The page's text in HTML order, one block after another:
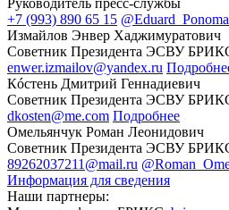
+7 (993) 890 65 15
Измайлов Энвер Хаджимуратович
Советник Президента ЭСВУ
enwer.izmailov@yandex.ru
Кóстень Дмитрий Геннадиевич
Советник Президента ЭСВУ
dkosten@me.com Подробнее
Омельянчук Роман Леонидович
Советник Президента ЭСВУ
89262037211@mail.ru
Информация для сведения
Наши партнеры: